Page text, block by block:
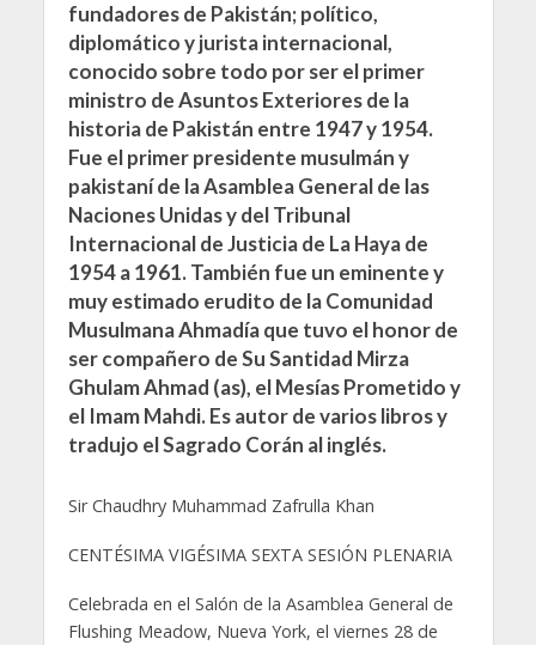
fundadores de Pakistán; político,
diplomático y jurista internacional,
conocido sobre todo por ser el primer
ministro de Asuntos Exteriores de la
historia de Pakistán entre 1947 y 1954.
Fue el primer presidente musulmán y
pakistaní de la Asamblea General de las
Naciones Unidas y del Tribunal
Internacional de Justicia de La Haya de
1954 a 1961. También fue un eminente y
muy estimado erudito de la Comunidad
Musulmana Ahmadía que tuvo el honor de
ser compañero de Su Santidad Mirza
Ghulam Ahmad (as), el Mesías Prometido y
el Imam Mahdi. Es autor de varios libros y
tradujo el Sagrado Corán al inglés.
Sir Chaudhry Muhammad Zafrulla Khan
CENTÉSIMA VIGÉSIMA SEXTA SESIÓN PLENARIA
Celebrada en el Salón de la Asamblea General de
Flushing Meadow, Nueva York, el viernes 28 de